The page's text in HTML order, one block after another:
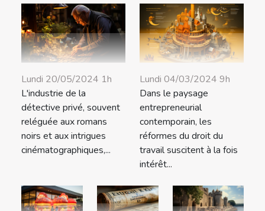
Lundi 20/05/2024 1h
L'industrie de la
détective privé, souvent
reléguée aux romans
noirs et aux intrigues
cinématographiques,...
Lundi 04/03/2024 9h
Dans le paysage
entrepreneurial
contemporain, les
réformes du droit du
travail suscitent à la fois
intérêt...